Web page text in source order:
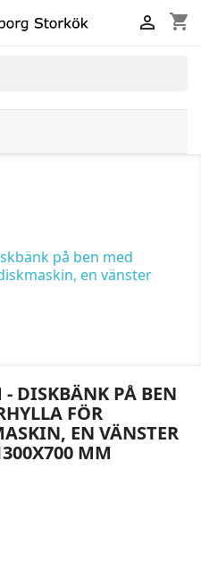
shopping_cart

på ben med
en vänster
DISKBÄNK PÅ BEN
FÖR
EN VÄNSTER
MM